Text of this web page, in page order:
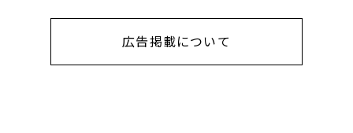
広告掲載について